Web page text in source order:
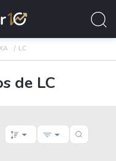
LC
de LC